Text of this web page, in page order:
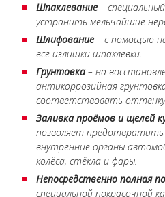
Шпаклевание –
устранить мельчайшие
Шлифование – с помощью
все излишки шпаклевки.
Грунтовка– на
антикоррозийная
соответствовать оттенку
Заливка проёмов и щелей
позволяет предотвратить
внутренние органы
колёса, стёкла и фары.
Непосредственно полная
специальной покрасочной